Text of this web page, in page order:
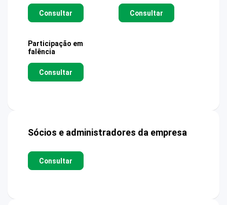
Consultar Consultar
Participação em
falência
Consultar
Sócios e administradores da empresa
Consultar